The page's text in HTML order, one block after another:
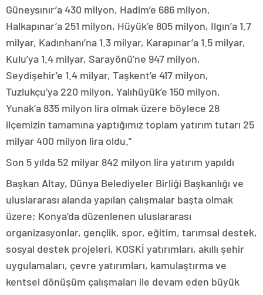
Güneysınır’a 430 milyon, Hadim’e 686 milyon,
Halkapınar’a 251 milyon, Hüyük’e 805 milyon, Ilgın’a 1.7
milyar, Kadınhanı’na 1.3 milyar, Karapınar’a 1.5 milyar,
Kulu’ya 1.4 milyar, Sarayönü’ne 947 milyon,
Seydişehir’e 1.4 milyar, Taşkent’e 417 milyon,
Tuzlukçu’ya 220 milyon, Yalıhüyük’e 150 milyon,
Yunak’a 835 milyon lira olmak üzere böylece 28
ilçemizin tamamına yaptığımız toplam yatırım tutarı 25
milyar 400 milyon lira oldu.”
Son 5 yılda 52 milyar 842 milyon lira yatırım yapıldı
Başkan Altay, Dünya Belediyeler Birliği Başkanlığı ve
uluslararası alanda yapılan çalışmalar başta olmak
üzere; Konya’da düzenlenen uluslararası
organizasyonlar, gençlik, spor, eğitim, tarımsal destek,
sosyal destek projeleri, KOSKİ yatırımları, akıllı şehir
uygulamaları, çevre yatırımları, kamulaştırma ve
kentsel dönüşüm çalışmaları ile devam eden büyük